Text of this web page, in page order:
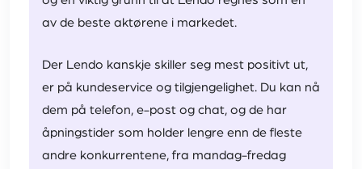
av de beste aktørene i markedet.
Der Lendo kanskje skiller seg mest positivt ut,
er på kundeservice og tilgjengelighet. Du kan nå
dem på telefon, e-post og chat, og de har
åpningstider som holder lengre enn de fleste
andre konkurrentene, fra mandag-fredag